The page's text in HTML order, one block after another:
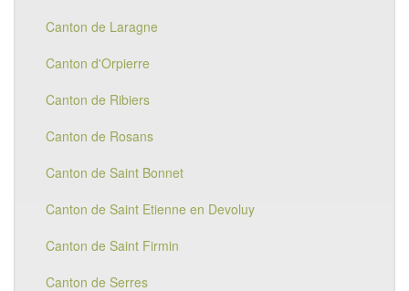
Canton de Laragne
Canton d'Orpierre
Canton de Ribiers
Canton de Rosans
Canton de Saint Bonnet
Canton de Saint Etienne en Devoluy
Canton de Saint Firmin
Canton de Serres